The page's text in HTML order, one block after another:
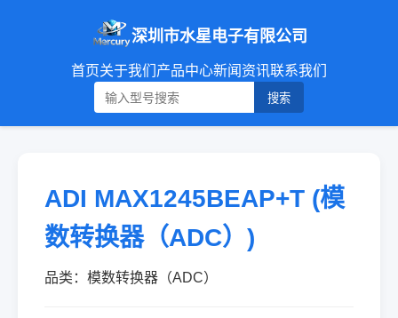
深圳市水星电子有限公司
首页关于我们 产品中心新闻资讯联系我们
搜索
ADI MAX1245BEAP+T (模
数转换器（ADC）)
品类：模数转换器（ADC）